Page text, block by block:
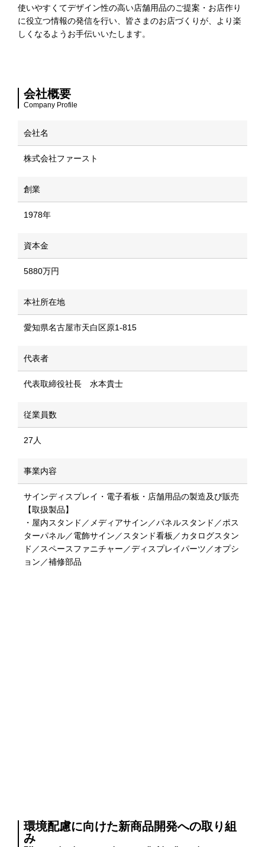
使いやすくてデザイン性の高い店舗用品のご提案・お店作り
に役立つ情報の発信を行い、皆さまのお店づくりが、より楽
しくなるようお手伝いいたします。
会社概要
Company Profile
会社名
株式会社ファースト
創業
1978年
資本金
5880万円
本社所在地
愛知県名古屋市天白区原1-815
代表者
代表取締役社長 水本貴士
従業員数
27人
事業内容
サインディスプレイ・電子看板・店舗用品の製造及び販売
【取扱製品】
・屋内スタンド／メディアサイン／パネルスタンド／ポス
ターパネル／電飾サイン／スタンド看板／カタログスタン
ド／スペースファニチャー／ディスプレイパーツ／オプシ
ョン／補修部品
環境配慮に向けた新商品開発への取り組
み